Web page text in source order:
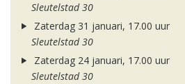
Sleutelstad 30
Zaterdag 31 januari, 17.00 uur
Sleutelstad 30
Zaterdag 24 januari, 17.00 uur
Sleutelstad 30